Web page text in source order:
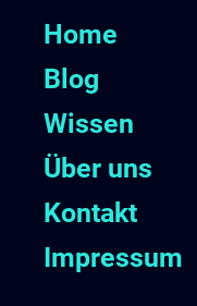
Home
Blog
Wissen
Über uns
Kontakt
Impressum